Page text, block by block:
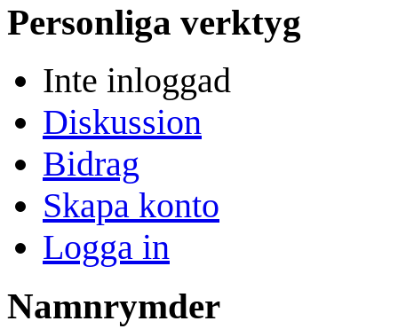
Personliga verktyg
Inte inloggad
Diskussion
Bidrag
Skapa konto
Logga in
Namnrymder